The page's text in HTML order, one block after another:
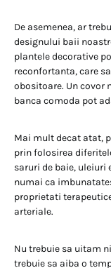
De asemenea, ar
designului baii
plantele decorative
reconfortanta, care
obositoare. Un covor
banca comoda pot
Mai mult decat atat,
prin folosirea
saruri de baie, uleiuri
numai ca
proprietati
arteriale.
Nu trebuie sa uitam
trebuie sa aiba o